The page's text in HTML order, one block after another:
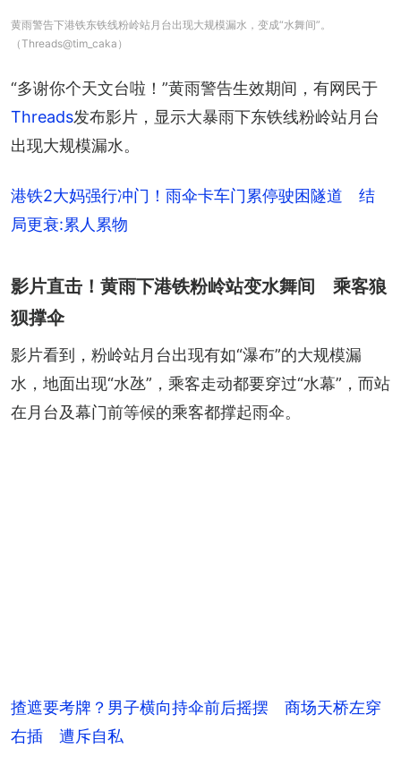
黄雨警告下港铁东铁线粉岭站月台出现大规模漏水，变成“水舞间”。
（Threads@tim_caka）
“多谢你个天文台啦！”黄雨警告生效期间，有网民于
Threads发布影片，显示大暴雨下东铁线粉岭站月台
出现大规模漏水。
港铁2大妈强行冲门！雨伞卡车门累停驶困隧道 结
局更衰:累人累物
影片直击！黄雨下港铁粉岭站变水舞间 乘客狼
狈撑伞
影片看到，粉岭站月台出现有如“瀑布”的大规模漏
水，地面出现“水氹”，乘客走动都要穿过“水幕”，而站
在月台及幕门前等候的乘客都撑起雨伞。
揸遮要考牌？男子横向持伞前后摇摆 商场天桥左穿
右插 遭斥自私